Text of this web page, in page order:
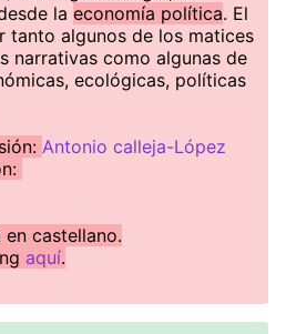
la economía política. El
tanto algunos de los matices
narrativas como algunas de
ecológicas, políticas
Antonio calleja-López
en castellano.
aquí.